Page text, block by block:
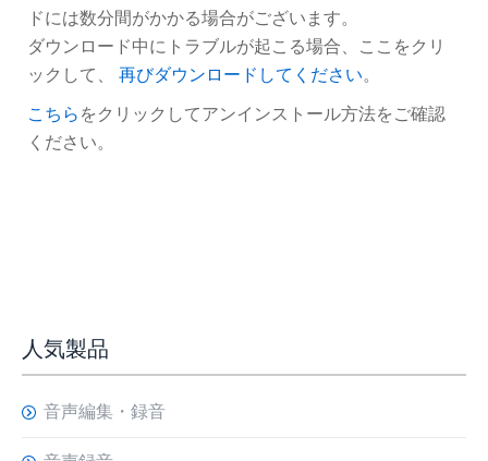
ドには数分間がかかる場合がございます。
ダウンロード中にトラブルが起こる場合、ここをクリ
ックして、 再びダウンロードしてください。
こちら をクリックしてアンインストール方法をご確認
ください。
人気製品
音声編集・録音